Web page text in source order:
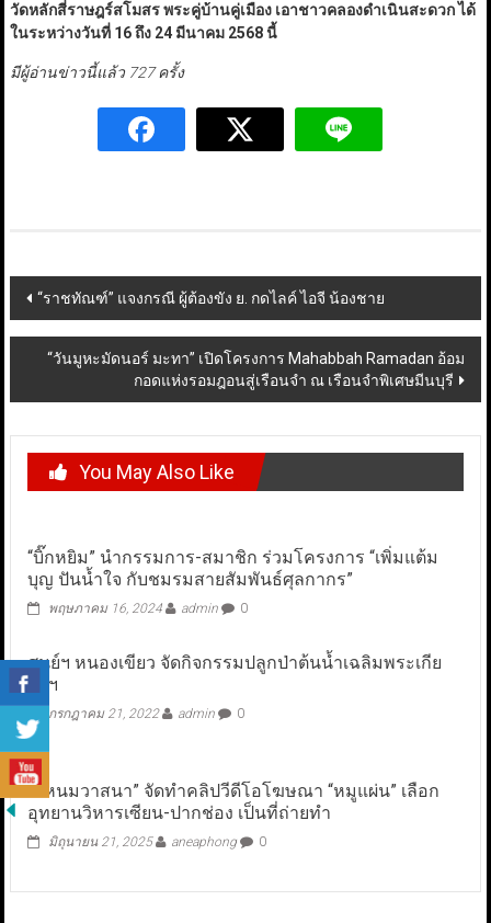
วัดหลักสี่ราษฎร์สโมสร พระคู่บ้านคู่เมือง เอาชาวคลองดำเนินสะดวก ได้
ในระหว่างวันที่ 16 ถึง 24 มีนาคม 2568 นี้
มีผู้อ่านข่าวนี้แล้ว 727 ครั้ง
Post
navigation
“ราชทัณฑ์” แจงกรณี ผู้ต้องขัง ย. กดไลค์ ไอจี น้องชาย
“วันมูหะมัดนอร์ มะทา” เปิดโครงการ Mahabbah Ramadan อ้อม
กอดแห่งรอมฎอนสู่เรือนจำ ณ เรือนจำพิเศษมีนบุรี
You May Also Like
“บิ๊กหยิม” นำกรรมการ-สมาชิก ร่วมโครงการ “เพิ่มแต้ม
บุญ​ ปันน้ำใจ กับชมรมสายสัมพันธ์ศุลกากร”
พฤษภาคม 16, 2024 admin 0
ศูนย์ฯ หนองเขียว จัดกิจกรรมปลูกป่าต้นน้ำเฉลิมพระเกีย
รติฯ
กรกฎาคม 21, 2022 admin 0
“แหนมวาสนา” จัดทำคลิปวีดีโอโฆษณา “หมูแผ่น” เลือก
อุทยานวิหารเซียน-ปากช่อง เป็นที่ถ่ายทำ
มิถุนายน 21, 2025 aneaphong 0